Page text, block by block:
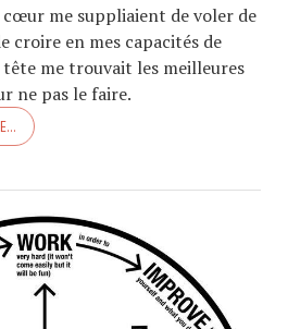
me suppliaient de voler de
croire en mes capacités de
tête me trouvait les meilleures
ne pas le faire.